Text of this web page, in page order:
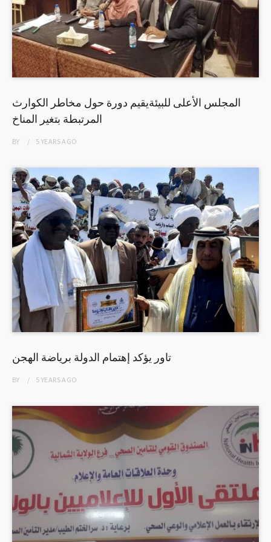
المجلس الأعلى للبيئةيقيم دورة حول مخاطر الكوارث
المرتبطة بتغير المناخ
BY 5 YEARSAGO
تاور يؤكد إهتمام الدولة برياضة الهجن
BY 5 YEARSAGO